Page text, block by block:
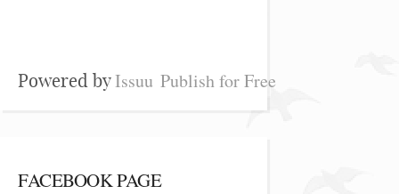
Powered byIssuu Publish for Free
FACEBOOK PAGE